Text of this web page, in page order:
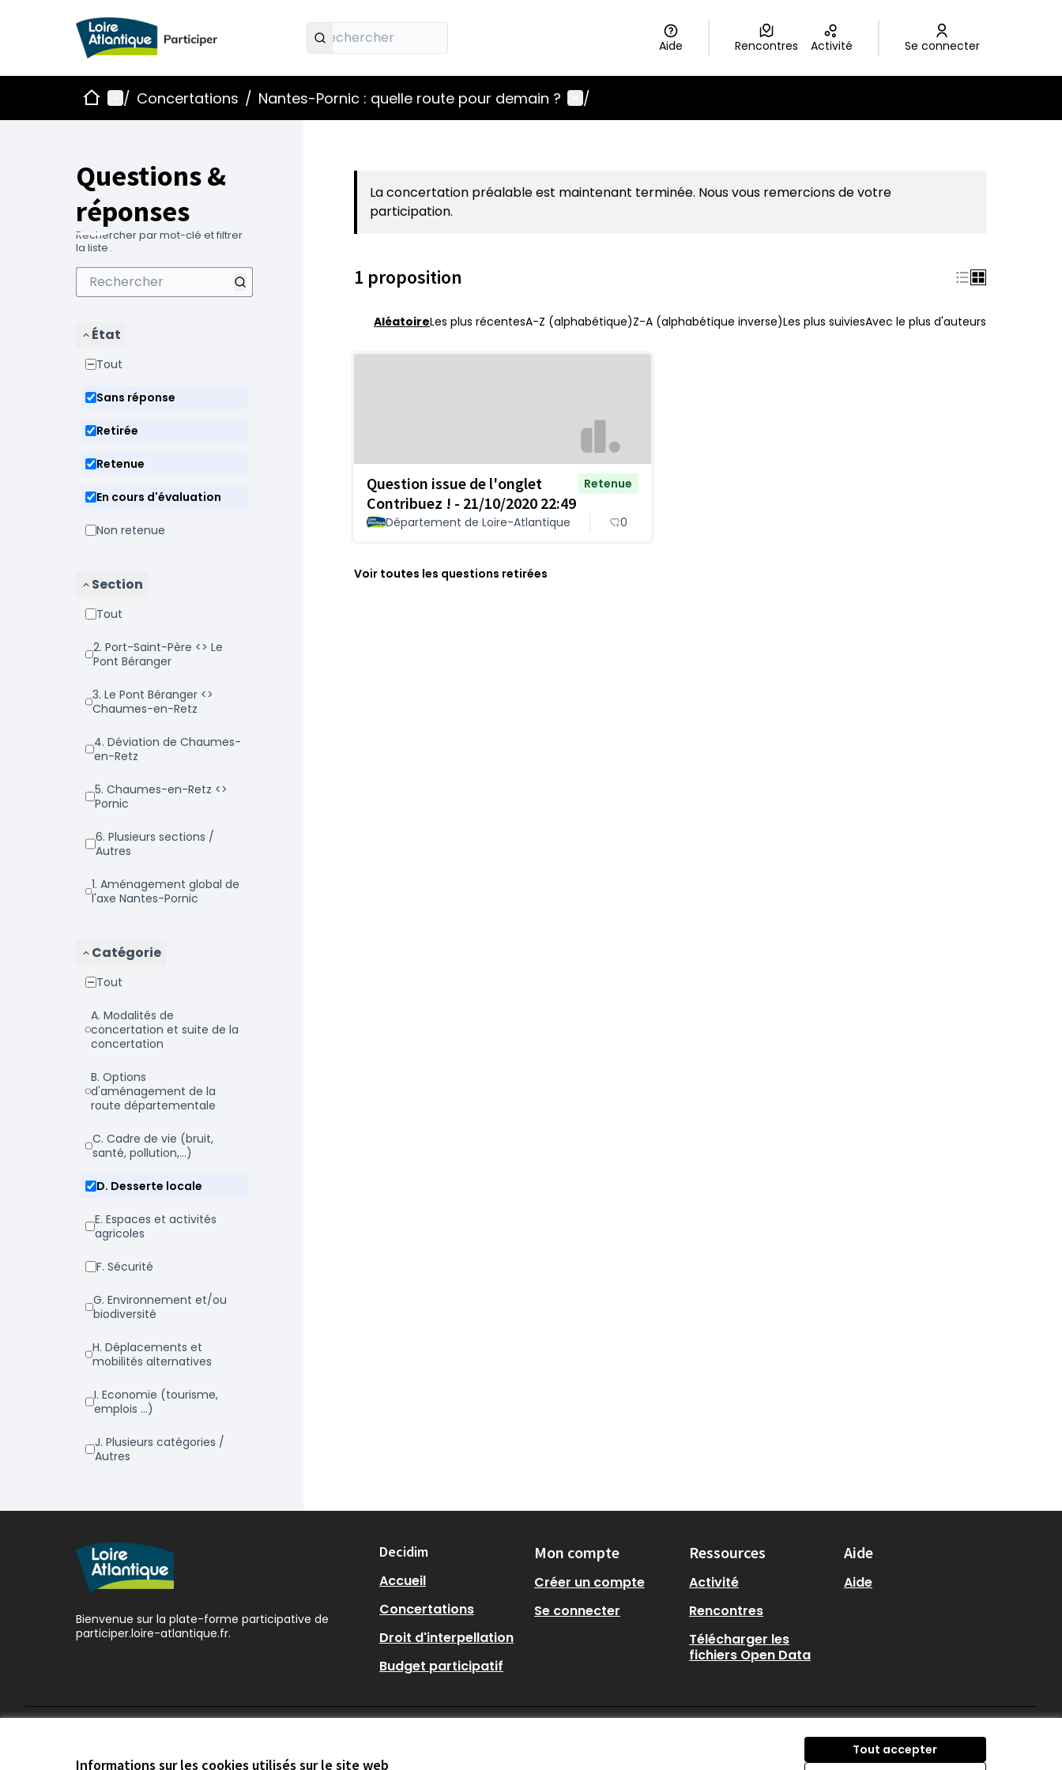
Informations sur les cookies utilisés sur le site web
Tout accepter
Aide Rencontres Activité Se connecter
AccueilMenu principal
/ Concertations / Nantes-Pornic : quelle route pour demain ? Menu utilisateur
/
Questions &
réponses
Rechercher par mot-clé et filtrer
la liste .
État
Tout
Sans réponse
Retirée
Retenue
En cours d'évaluation
Non retenue
Section
Tout
2. Port-Saint-Père <> Le
Pont Béranger
3. Le Pont Béranger <>
Chaumes-en-Retz
4. Déviation de Chaumes-
en-Retz
5. Chaumes-en-Retz <>
Pornic
6. Plusieurs sections /
Autres
1. Aménagement global de
l'axe Nantes-Pornic
Catégorie
Tout
a. Modalités de
concertation et suite de la
concertation
b. Options
d'aménagement de la
route départementale
c. Cadre de vie (bruit,
santé, pollution,...)
d. Desserte locale
e. Espaces et activités
agricoles
f. Sécurité
g. Environnement et/ou
biodiversité
h. Déplacements et
mobilités alternatives
i. Economie (tourisme,
emplois ...)
j. Plusieurs catégories /
Autres
La concertation préalable est maintenant terminée. Nous vous remercions de votre
participation.
1 proposition
AléatoireLes plus récentesA-Z (alphabétique)Z-A (alphabétique inverse)Les plus suiviesAvec le plus d'auteurs
Question issue de l'onglet
Contribuez ! - 21/10/2020 22:49
Retenue
Département de Loire-Atlantique 0
Voir toutes les questions retirées
Bienvenue sur la plate-forme participative de
participer.loire-atlantique.fr.
Decidim
Accueil
Concertations
Droit d'interpellation
Budget participatif
Mon compte
Créer un compte
Se connecter
Ressources
Activité
Rencontres
Télécharger les
fichiers Open Data
Aide
Aide
(Nouvelle fenêtre)
(Nouvelle fenêtre)
(Nouvelle fenêtre)